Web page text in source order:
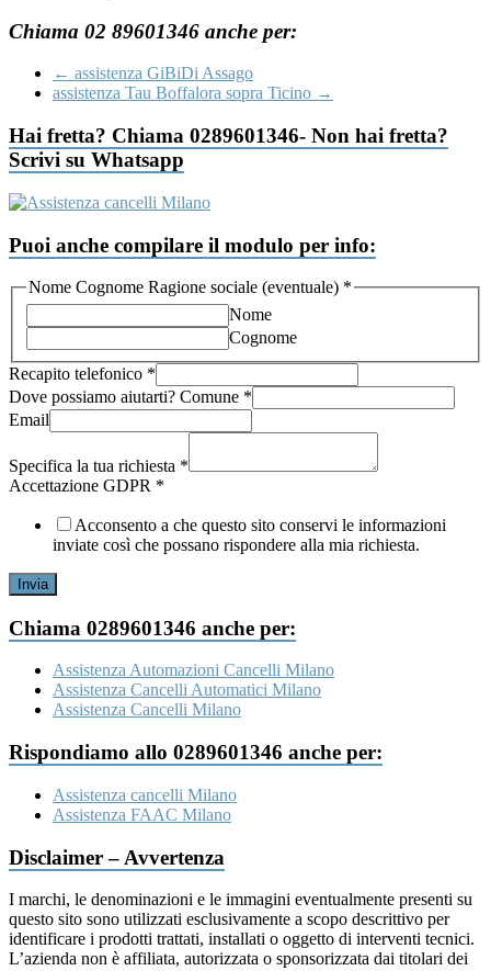
Chiama 02 89601346 anche per:
← assistenza GiBiDi Assago
assistenza Tau Boffalora sopra Ticino →
Hai fretta? Chiama 0289601346- Non hai fretta?
Scrivi su Whatsapp
Puoi anche compilare il modulo per info:
Nome Cognome Ragione sociale (eventuale) *
Nome
Cognome
Recapito telefonico *
Dove possiamo aiutarti? Comune *
Email
(eventuale)
Accettazione
Specifica la tua richiesta *
Accettazione GDPR *
Acconsento a che questo sito conservi le informazioni
inviate così che possano rispondere alla mia richiesta.
Invia
Chiama 0289601346 anche per:
Assistenza Automazioni Cancelli Milano
Assistenza Cancelli Automatici Milano
Assistenza Cancelli Milano
Rispondiamo allo 0289601346 anche per:
Assistenza cancelli Milano
Assistenza FAAC Milano
Disclaimer – Avvertenza
I marchi, le denominazioni e le immagini eventualmente presenti su
questo sito sono utilizzati esclusivamente a scopo descrittivo per
identificare i prodotti trattati, installati o oggetto di interventi tecnici.
L’azienda non è affiliata, autorizzata o sponsorizzata dai titolari dei